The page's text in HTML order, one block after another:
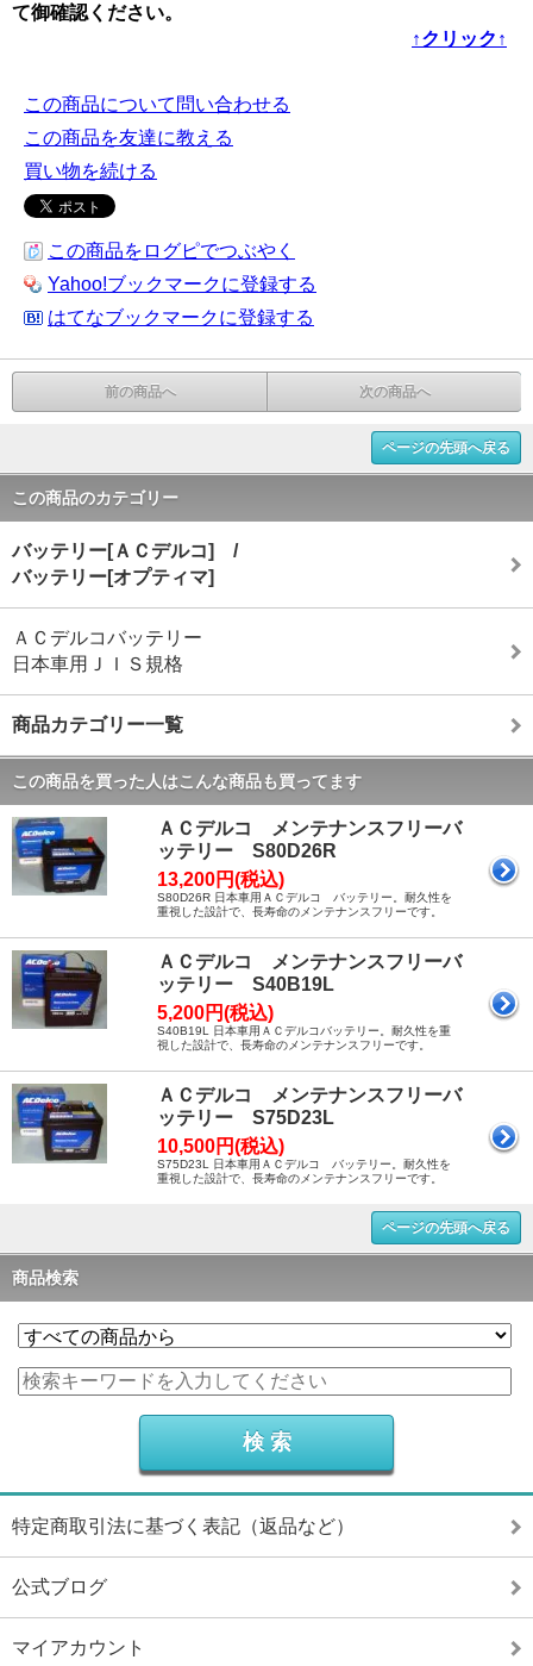
て御確認ください。
↑クリック↑
この商品について問い合わせる
この商品を友達に教える
買い物を続ける
この商品をログピでつぶやく
Yahoo!ブックマークに登録する
はてなブックマークに登録する
前の商品へ 次の商品へ
ページの先頭へ戻る
この商品のカテゴリー
バッテリー[ＡＣデルコ] /
バッテリー[オプティマ]
ＡＣデルコバッテリー
日本車用ＪＩＳ規格
商品カテゴリー一覧
この商品を買った人はこんな商品も買ってます
ＡＣデルコ メンテナンスフリーバ
ッテリー S80D26R
13,200円(税込)
S80D26R 日本車用ＡＣデルコ バッテリー。耐久性を
重視した設計で、長寿命のメンテナンスフリーです。
ＡＣデルコ メンテナンスフリーバ
ッテリー S40B19L
5,200円(税込)
S40B19L 日本車用ＡＣデルコバッテリー。耐久性を重
視した設計で、長寿命のメンテナンスフリーです。
ＡＣデルコ メンテナンスフリーバ
ッテリー S75D23L
10,500円(税込)
S75D23L 日本車用ＡＣデルコ バッテリー。耐久性を
重視した設計で、長寿命のメンテナンスフリーです。
ページの先頭へ戻る
商品検索
特定商取引法に基づく表記（返品など）
公式ブログ
マイアカウント